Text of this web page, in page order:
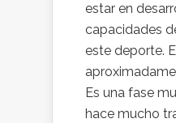
estar en
capacidades
este deporte.
Es una fase
hace mucho